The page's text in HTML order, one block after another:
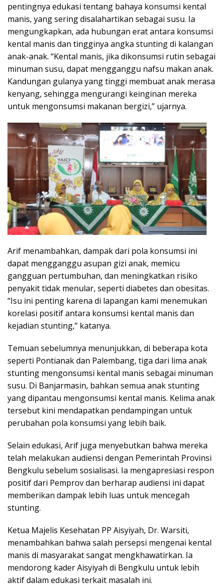
pentingnya edukasi tentang bahaya konsumsi kental
manis, yang sering disalahartikan sebagai susu. Ia
mengungkapkan, ada hubungan erat antara konsumsi
kental manis dan tingginya angka stunting di kalangan
anak-anak. “Kental manis, jika dikonsumsi rutin sebagai
minuman susu, dapat mengganggu nafsu makan anak.
Kandungan gulanya yang tinggi membuat anak merasa
kenyang, sehingga mengurangi keinginan mereka
untuk mengonsumsi makanan bergizi,” ujarnya.
Arif menambahkan, dampak dari pola konsumsi ini
dapat mengganggu asupan gizi anak, memicu
gangguan pertumbuhan, dan meningkatkan risiko
penyakit tidak menular, seperti diabetes dan obesitas.
“Isu ini penting karena di lapangan kami menemukan
korelasi positif antara konsumsi kental manis dan
kejadian stunting,” katanya.
Temuan sebelumnya menunjukkan, di beberapa kota
seperti Pontianak dan Palembang, tiga dari lima anak
stunting mengonsumsi kental manis sebagai minuman
susu. Di Banjarmasin, bahkan semua anak stunting
yang dipantau mengonsumsi kental manis. Kelima anak
tersebut kini mendapatkan pendampingan untuk
perubahan pola konsumsi yang lebih baik.
Selain edukasi, Arif juga menyebutkan bahwa mereka
telah melakukan audiensi dengan Pemerintah Provinsi
Bengkulu sebelum sosialisasi. Ia mengapresiasi respon
positif dari Pemprov dan berharap audiensi ini dapat
memberikan dampak lebih luas untuk mencegah
stunting.
Ketua Majelis Kesehatan PP Aisyiyah, Dr. Warsiti,
menambahkan bahwa salah persepsi mengenai kental
manis di masyarakat sangat mengkhawatirkan. Ia
mendorong kader Aisyiyah di Bengkulu untuk lebih
aktif dalam edukasi terkait masalah ini.